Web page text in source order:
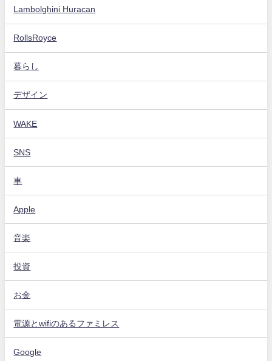
Lambolghini Huracan
RollsRoyce
暮らし
デザイン
WAKE
SNS
車
Apple
音楽
投資
お金
電源とwifiのあるファミレス
Google